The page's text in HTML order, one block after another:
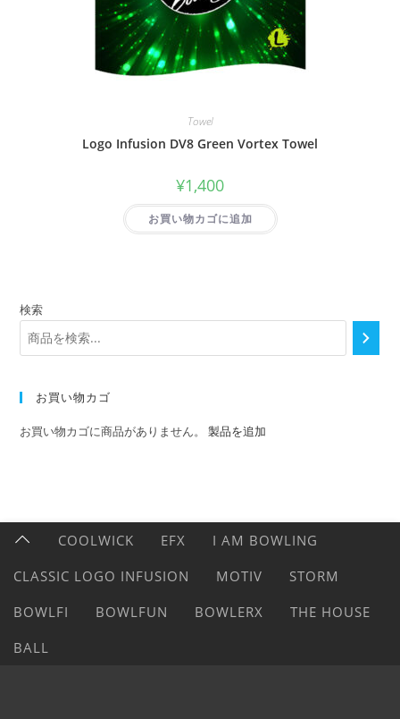
Towel
Logo Infusion DV8 Green Vortex Towel
¥1,400
お買い物カゴに追加
検索
お買い物カゴ
お買い物カゴに商品がありません。製品を追加
COOLWICK EFX
I AM BOWLING
CLASSIC LOGO INFUSION
MOTIV
STORM
BOWLFI
BOWLFUN BOWLERX
THE HOUSE
BALL